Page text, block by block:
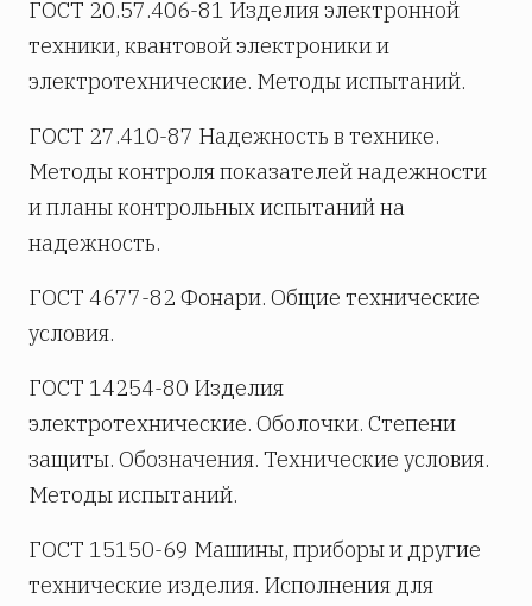
ГОСТ 20.57.406-81 Изделия электронной
техники, квантовой электроники и
электротехнические. Методы испытаний.
ГОСТ 27.410-87 Надежность в технике.
Методы контроля показателей надежности
и планы контрольных испытаний на
надежность.
ГОСТ 4677-82 Фонари. Общие технические
условия.
ГОСТ 14254-80 Изделия
электротехнические. Оболочки. Степени
защиты. Обозначения. Технические условия.
Методы испытаний.
ГОСТ 15150-69 Машины, приборы и другие
технические изделия. Исполнения для